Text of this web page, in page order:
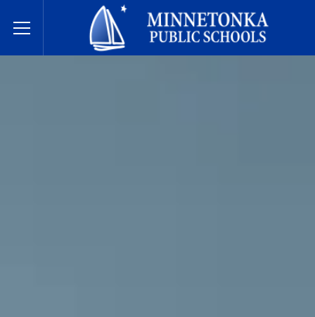
Toggle Menu
明尼通卡公立学校